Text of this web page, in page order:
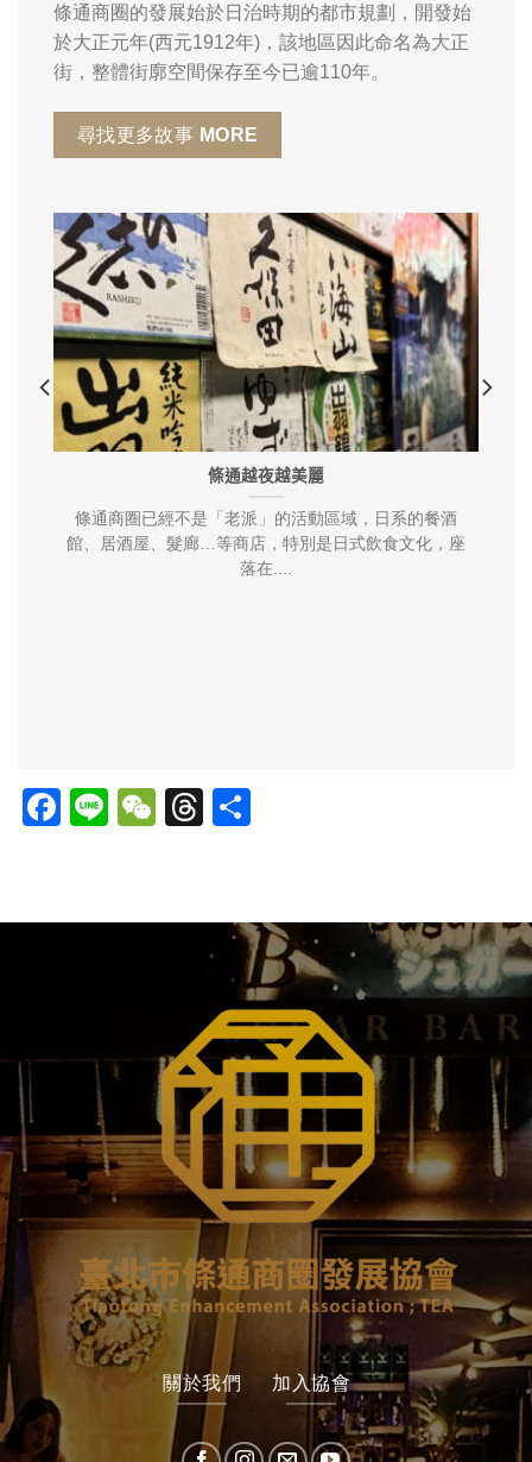
條通商圈的發展始於日治時期的都市規劃，開發始
於大正元年(西元1912年)，該地區因此命名為大正
街， 整體街廓空間保存至今已逾110年。
尋找更多故事 MORE
條通越夜越美麗
條通商圈已經不是「老派」的活動區域，日系的餐酒
館、居酒屋、髮廊…等商店，特別是日式飲食文化，座
落在....
Facebook
LineWeChat
Threads
關於我們 加入協會